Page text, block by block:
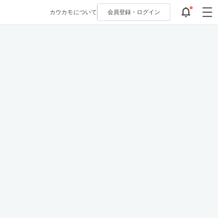
カウカモについて 会員登録・ ログイン